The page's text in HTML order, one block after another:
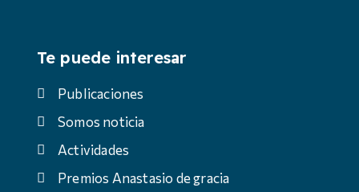
Te puede interesar
Publicaciones
Somos noticia
Actividades
Premios Anastasio de gracia